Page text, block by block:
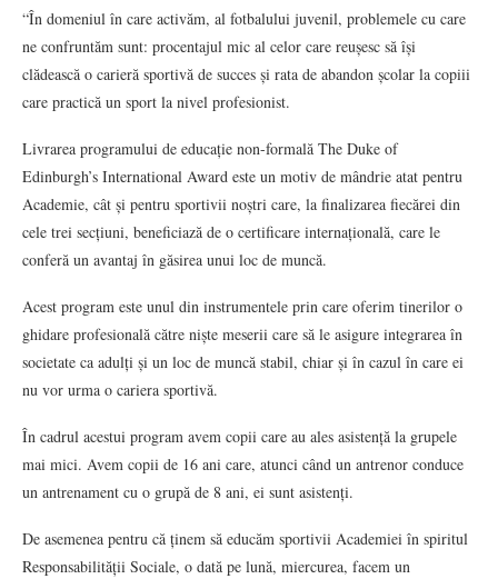
“În domeniul în care activăm, al fotbalului juvenil, problemele cu care
ne confruntăm sunt: procentajul mic al celor care reușesc să își
clădească o carieră sportivă de succes și rata de abandon școlar la copiii
care practică un sport la nivel profesionist.
Livrarea programului de educație non-formală The Duke of
Edinburgh’s International Award este un motiv de mândrie atat pentru
Academie, cât și pentru sportivii noștri care, la finalizarea fiecărei din
cele trei secțiuni, beneficiază de o certificare internațională, care le
conferă un avantaj în găsirea unui loc de muncă.
Acest program este unul din instrumentele prin care oferim tinerilor o
ghidare profesională către niște meserii care să le asigure integrarea în
societate ca adulți și un loc de muncă stabil, chiar și în cazul în care ei
nu vor urma o cariera sportivă.
În cadrul acestui program avem copii care au ales asistență la grupele
mai mici. Avem copii de 16 ani care, atunci când un antrenor conduce
un antrenament cu o grupă de 8 ani, ei sunt asistenți.
De asemenea pentru că ținem să educăm sportivii Academiei în spiritul
Responsabilității Sociale, o dată pe lună, miercurea, facem un